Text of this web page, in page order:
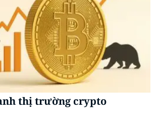
thị trường crypto